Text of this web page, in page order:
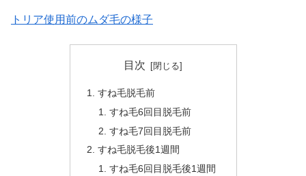
トリア使用前のムダ毛の様子
目次
すね毛脱毛前
すね毛6回目脱毛前
すね毛7回目脱毛前
すね毛脱毛後1週間
すね毛6回目脱毛後1週間